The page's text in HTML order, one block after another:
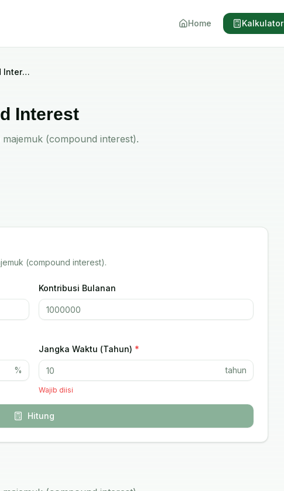
Home Kalkulator
Kalkulator Compound Interest
Interest
(compound interest).
(compound interest).
Kontribusi Bulanan
%
Jangka Waktu (Tahun) *
tahun
Wajib diisi
Hitung